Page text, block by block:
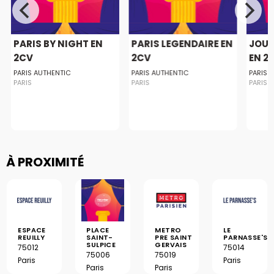
PARIS BY NIGHT EN
2CV
PARIS AUTHENTIC
PARIS
PARIS LEGENDAIRE EN
2CV
PARIS AUTHENTIC
PARIS
EN
PARIS
PARIS
À PROXIMITÉ
ESPACE
REUILLY
75012
Paris
PLACE
SAINT-
SULPICE
75006
Paris
METRO
PRE SAINT
GERVAIS
75019
Paris
LE
PARNASSE'S
75014
Paris